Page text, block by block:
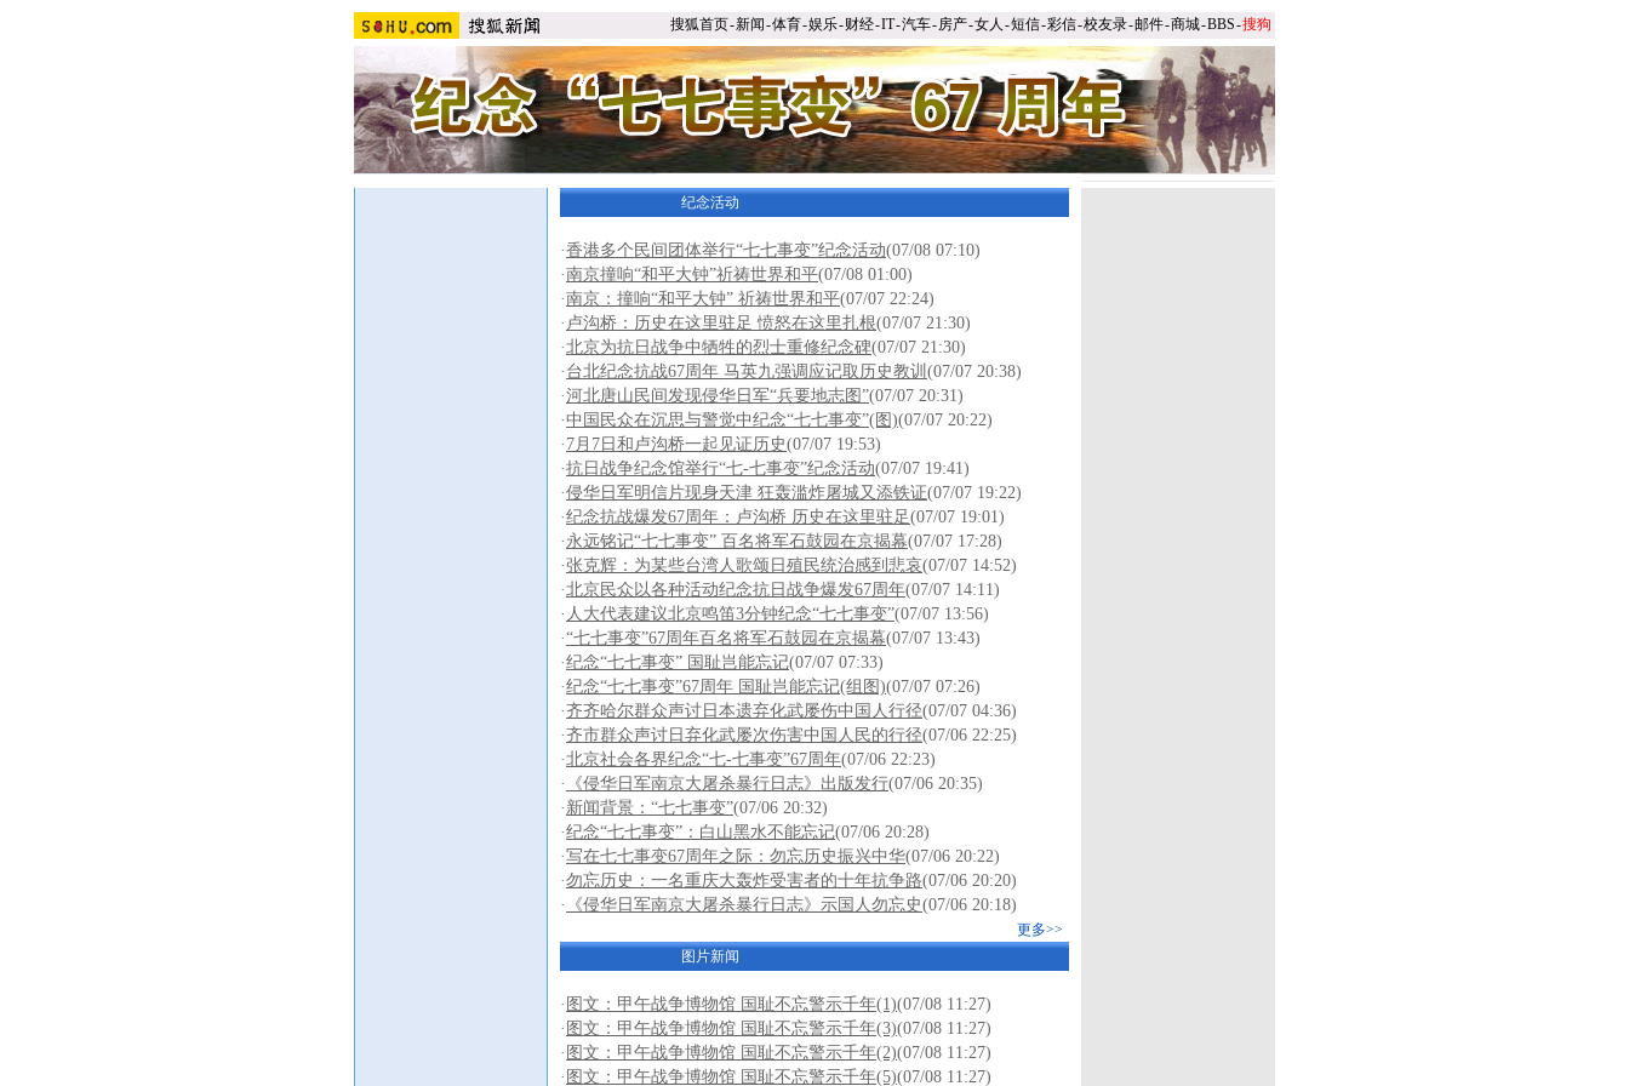
搜狐首页-新闻-体育-娱乐-财经-IT-汽车-房产-女人 -短信-彩信-校友录-邮件-商城-BBS-搜狗
纪念活动
·香港多个民间团体举行“七七事变”纪念活动(07/08 07:10)
·南京撞响“和平大钟”祈祷世界和平(07/08 01:00)
·南京：撞响“和平大钟” 祈祷世界和平(07/07 22:24)
· 卢沟桥：历史在这里驻足 愤怒在这里扎根(07/07 21:30)
·北京为抗日战争中牺牲的烈士重修纪念碑(07/07 21:30)
· 台北纪念抗战67周年 马英九强调应记取历史教训 (07/07 20:38)
·河北唐山民间发现侵华日军“兵要地志图”(07/07 20:31)
·中国民众在沉思与警觉中纪念“七七事变”(图)(07/07 20:22)
· 7月7日和卢沟桥一起见证历史(07/07 19:53)
·抗日战争纪念馆举行“七-七事变”纪念活动(07/07 19:41)
·侵华日军明信片现身天津 狂轰滥炸屠城又添铁证(07/07 19:22)
·纪念抗战爆发67周年：卢沟桥 历史在这里驻足(07/07 19:01)
· 永远铭记“七七事变” 百名将军石鼓园在京揭幕(07/07 17:28)
·张克辉：为某些台湾人歌颂日殖民统治感到悲哀(07/07 14:52)
·北京民众以各种活动纪念抗日战争爆发67周年(07/07 14:11)
· 人大代表建议北京鸣笛3分钟纪念“七七事变”(07/07 13:56)
·“七七事变”67周年百名将军石鼓园在京揭幕(07/07 13:43)
·纪念“七七事变” 国耻岂能忘记(07/07 07:33)
·纪念“七七事变”67周年 国耻岂能忘记(组图)(07/07 07:26)
·齐齐哈尔群众声讨日本遗弃化武屡伤中国人行径(07/07 04:36)
·齐市群众声讨日弃化武屡次伤害中国人民的行径(07/06 22:25)
·北京社会各界纪念“七-七事变”67周年(07/06 22:23)
·
《侵华日军南京大屠杀暴行日志》出版发行(07/06 20:35)
· 新闻背景：“七七事变”(07/06 20:32)
·纪念“七七事变”：白山黑水不能忘记(07/06 20:28)
·写在七七事变67周年之际：勿忘历史振兴中华(07/06 20:22)
·勿忘历史：一名重庆大轰炸受害者的十年抗争路(07/06 20:20)
·
《侵华日军南京大屠杀暴行日志》示国人勿忘史(07/06 20:18)
更多>>
图片新闻
· 图文：甲午战争博物馆 国耻不忘警示千年(1)(07/08 11:27)
· 图文：甲午战争博物馆 国耻不忘警示千年(3)(07/08 11:27)
· 图文：甲午战争博物馆 国耻不忘警示千年(2)(07/08 11:27)
· 图文：甲午战争博物馆 国耻不忘警示千年(5)(07/08 11:27)